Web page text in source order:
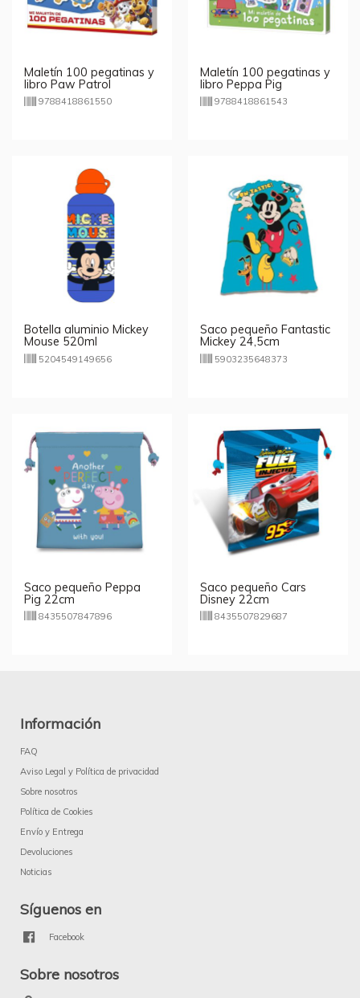
Maletín 100 pegatinas y
libro Paw Patrol
9788418861550
Maletín 100 pegatinas y
libro Peppa Pig
9788418861543
Botella aluminio Mickey
Mouse 520ml
5204549149656
Saco pequeño Fantastic
Mickey 24,5cm
5903235648373
Saco pequeño Peppa
Pig 22cm
8435507847896
Saco pequeño Cars
Disney 22cm
8435507829687
Información
FAQ
Aviso Legal y Política de privacidad
Sobre nosotros
Política de Cookies
Envío y Entrega
Devoluciones
Noticias
Síguenos en
Facebook
Sobre nosotros